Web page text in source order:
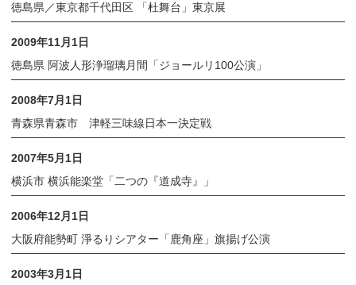
徳島県／東京都千代田区 「杜舞台」東京展
2009年11月1日
徳島県 阿波人形浄瑠璃月間「ジョールリ100公演」
2008年7月1日
青森県青森市 津軽三味線日本一決定戦
2007年5月1日
横浜市 横浜能楽堂「二つの『道成寺』」
2006年12月1日
大阪府能勢町 淨るりシアター「鹿角座」旗揚げ公演
2003年3月1日